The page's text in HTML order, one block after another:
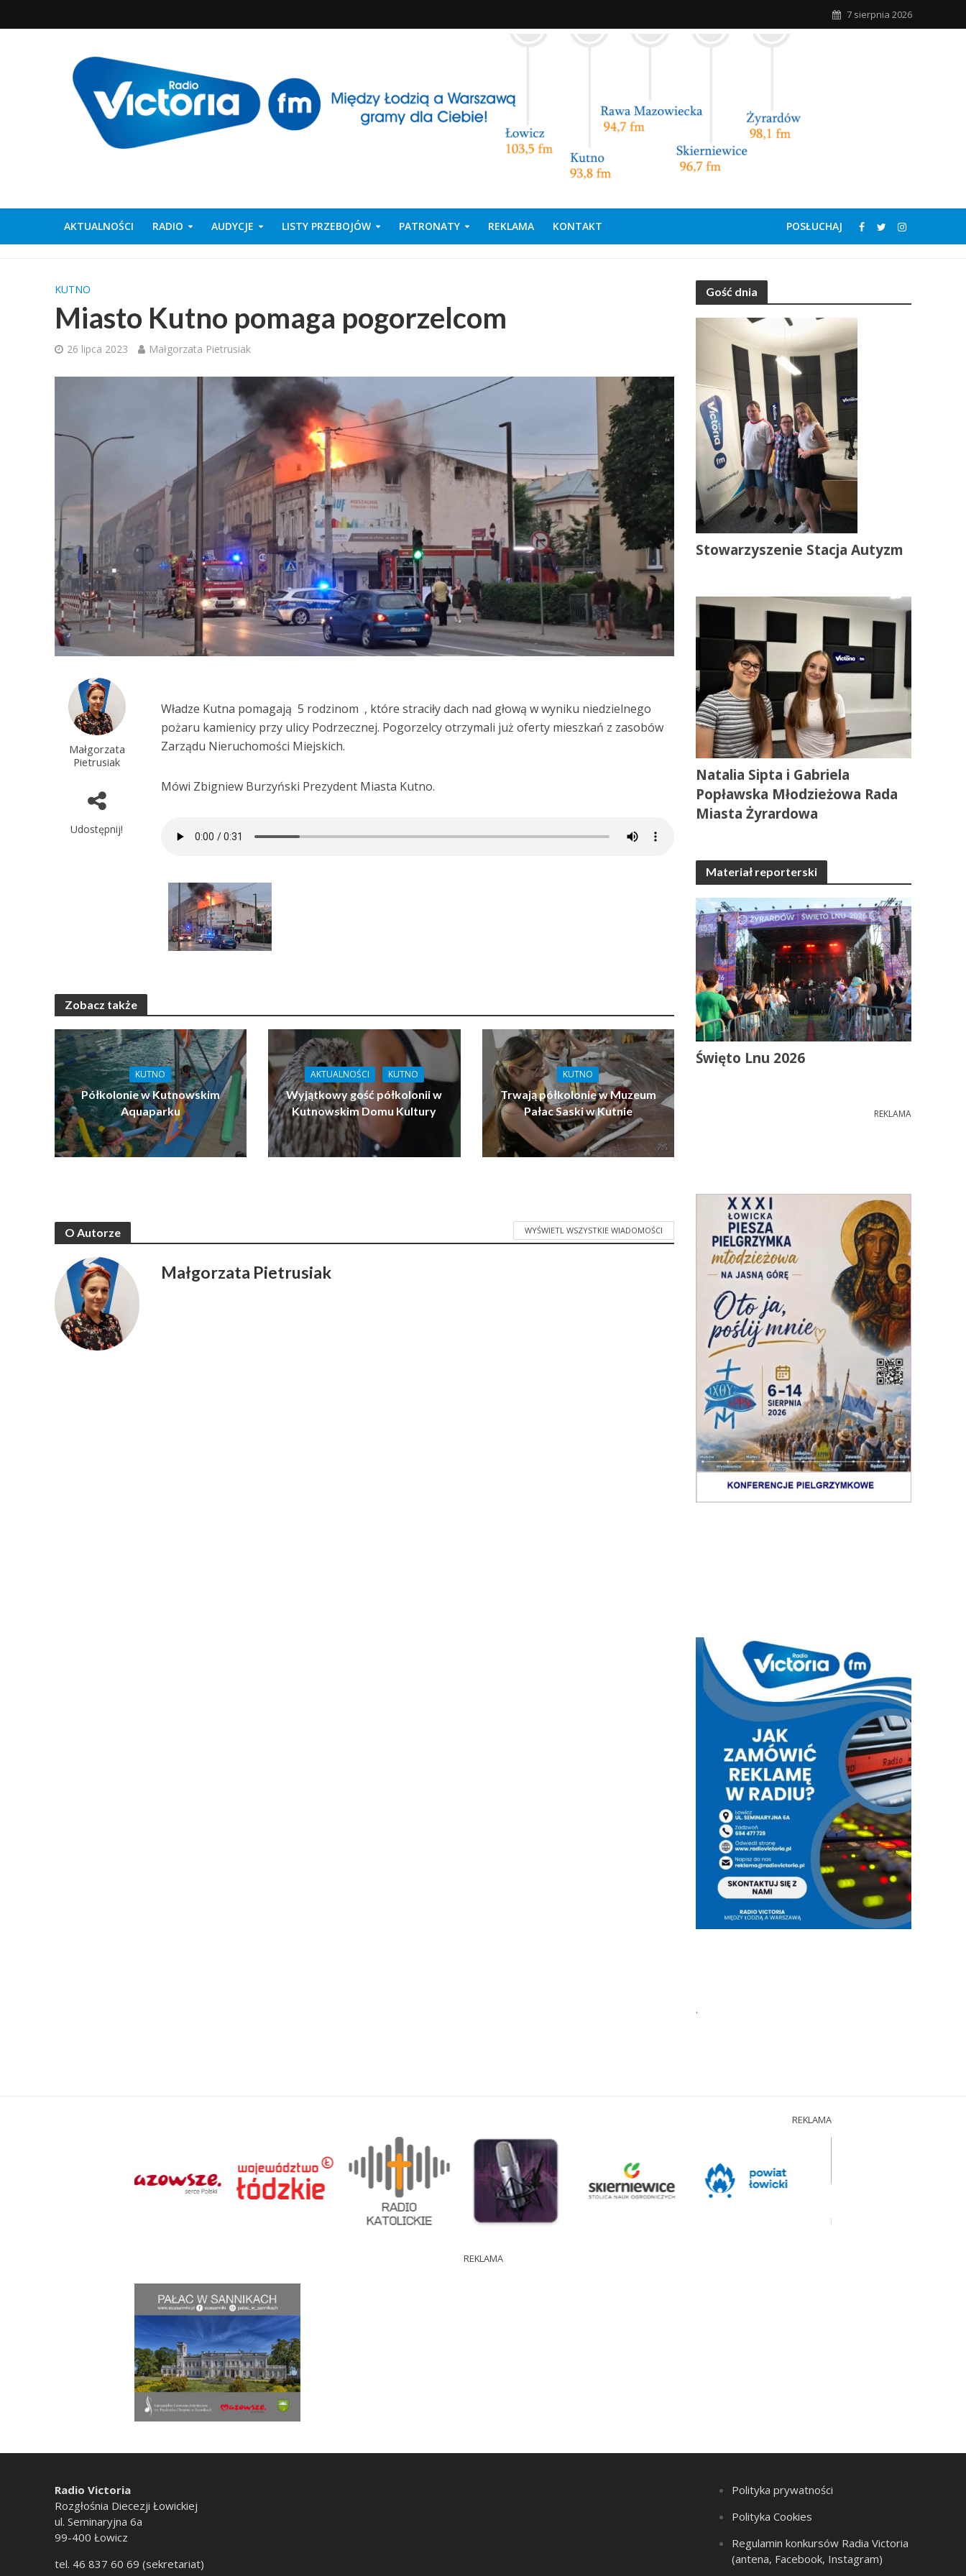
7 sierpnia 2026
AKTUALNOŚCI RADIO AUDYCJE LISTY PRZEBOJÓW PATRONATY REKLAMA KONTAKT POSŁUCHAJ
KUTNO
Miasto Kutno pomaga pogorzelcom
26 lipca 2023 Małgorzata Pietrusiak
Małgorzata
Pietrusiak
Udostępnij!
Władze Kutna pomagają 5 rodzinom , które straciły dach nad głową w wyniku niedzielnego
pożaru kamienicy przy ulicy Podrzecznej. Pogorzelcy otrzymali już oferty mieszkań z zasobów
Zarządu Nieruchomości Miejskich.
Mówi Zbigniew Burzyński Prezydent Miasta Kutno.
Zobacz także
KUTNO
Półkolonie w Kutnowskim
Aquaparku
AKTUALNOŚCI KUTNO
Wyjątkowy gość półkolonii w
Kutnowskim Domu Kultury
KUTNO
Trwają półkolonie w Muzeum
Pałac Saski w Kutnie
O Autorze WYŚWIETL WSZYSTKIE WIADOMOŚCI
Małgorzata Pietrusiak
Gość dnia
Stowarzyszenie Stacja Autyzm
Natalia Sipta i Gabriela
Popławska Młodzieżowa Rada
Miasta Żyrardowa
Materiał reporterski
Święto Lnu 2026
REKLAMA
.
REKLAMA
REKLAMA
Radio Victoria
Rozgłośnia Diecezji Łowickiej
ul. Seminaryjna 6a
99-400 Łowicz
tel. 46 837 60 69 (sekretariat)
Polityka prywatności
Polityka Cookies
Regulamin konkursów Radia Victoria
(antena, Facebook, Instagram)